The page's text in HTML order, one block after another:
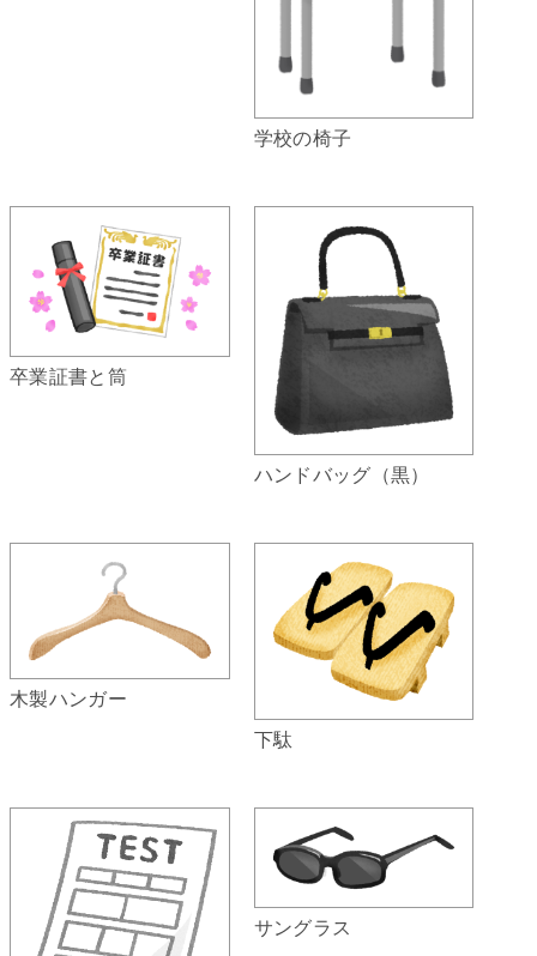
学校の椅子
卒業証書と筒
ハンドバッグ（黒）
木製ハンガー
下駄
サングラス